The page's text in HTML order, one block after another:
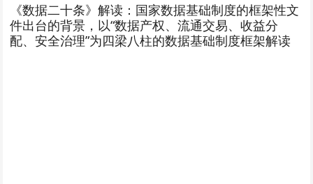
《数据二十条》解读：国家数据基础制度的框架性文
件出台的背景，以“数据产权、流通交易、收益分
配、安全治理”为四梁八柱的数据基础制度框架解读